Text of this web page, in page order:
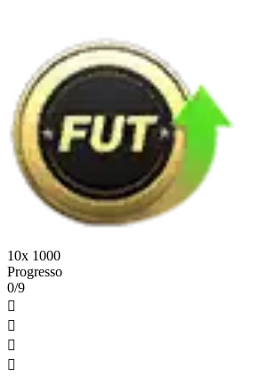
10x 1000
Progresso
0/9



